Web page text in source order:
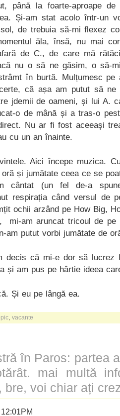
până la foarte-aproape
Și-am stat acolo într-un
de trebuia să-mi flexez
ăla, însă, nu mai
de C., de care mă
nu o să ne găsim, o să-
în burtă. Mulțumesc
că așa am putut să ne
jdemii de oameni, și lui A.
o de mână și a tras-o
Nu ar fi fost aceeași
cu un an înainte.
Aici începe muzica.
și jumătate ceea ce se
cântat (un fel de-a
respirația când versul de
ochii arzând pe How Big,
mi-am aruncat tricoul de
am putut vorbi jumătate de
decis că mi-e dor să lucrez
și am pus pe hârtie ideea
Și eu pe lângă ea.
vacante
în Paros: partea
mai multă
bre, voi chiar ați